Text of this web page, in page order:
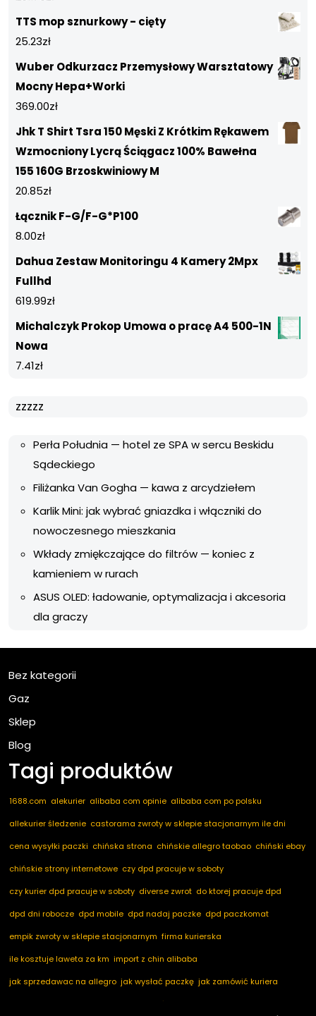
TTS mop sznurkowy - cięty
25.23zł
Wuber Odkurzacz Przemysłowy Warsztatowy
Mocny Hepa+Worki
369.00zł
Jhk T Shirt Tsra 150 Męski Z Krótkim Rękawem
Wzmocniony Lycrą Ściągacz 100% Bawełna
155 160G Brzoskwiniowy M
20.85zł
Łącznik F-G/F-G*P100
8.00zł
Dahua Zestaw Monitoringu 4 Kamery 2Mpx
Fullhd
619.99zł
Michalczyk Prokop Umowa o pracę A4 500-1N
Nowa
7.41zł
zzzzz
Perła Południa — hotel ze SPA w sercu Beskidu
Sądeckiego
Filiżanka Van Gogha — kawa z arcydziełem
Karlik Mini: jak wybrać gniazdka i włączniki do
nowoczesnego mieszkania
Wkłady zmiękczające do filtrów — koniec z
kamieniem w rurach
ASUS OLED: ładowanie, optymalizacja i akcesoria
dla graczy
Bez kategorii
Gaz
Sklep
Blog
Tagi produktów
1688.com alekurier alibaba com opinie alibaba com po polsku
allekurier śledzenie castorama zwroty w sklepie stacjonarnym ile dni
cena wysyłki paczki chińska strona chińskie allegro taobao chiński ebay
chińskie strony internetowe czy dpd pracuje w soboty
czy kurier dpd pracuje w soboty diverse zwrot do ktorej pracuje dpd
dpd dni robocze dpd mobile dpd nadaj paczke dpd paczkomat
empik zwroty w sklepie stacjonarnym firma kurierska
ile kosztuje laweta za km import z chin alibaba
jak sprzedawac na allegro jak wysłać paczkę jak zamówić kuriera
marketplace ogłoszenia